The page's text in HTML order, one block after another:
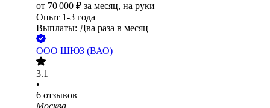
от 70 000 ₽ за месяц, на руки
Опыт 1-3 года
Выплаты: Два раза в месяц
ООО ШЮЗ (ВАО)
3.1
•
6 отзывов